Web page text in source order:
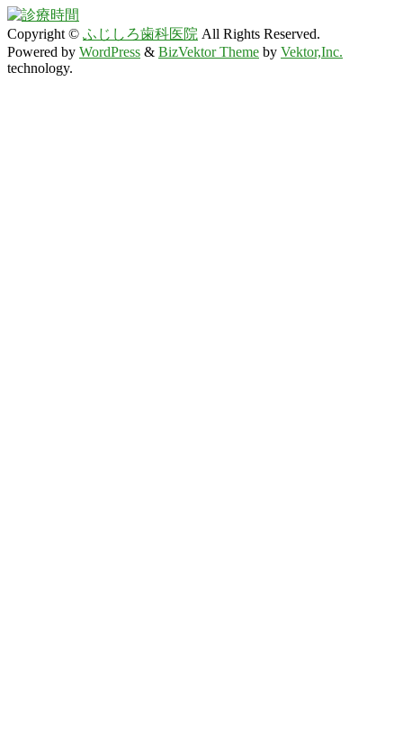
Copyright © ふじしろ歯科医院 All Rights Reserved.
Powered by WordPress & BizVektor Theme by Vektor,Inc.
technology.